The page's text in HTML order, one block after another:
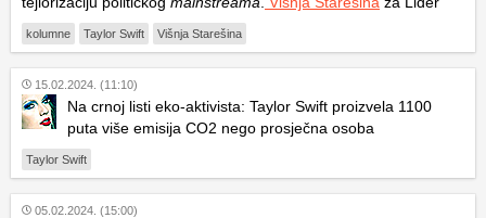
kolumne Taylor Swift Višnja Starešina
15.02.2024. (11:10)
Na crnoj listi eko-aktivista: Taylor Swift proizvela 1100
puta više emisija CO2 nego prosječna osoba
Taylor Swift
05.02.2024. (15:00)